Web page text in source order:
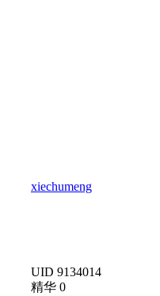
xiechumeng
UID 9134014
精华 0